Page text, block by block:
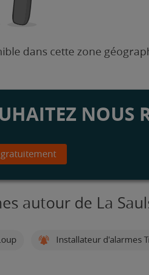
dans cette zone
NOUS
autour de La
Installateur d'alarmes